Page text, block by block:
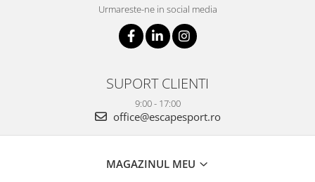
Urmareste-ne in social media
SUPORT CLIENTI
9:00 - 17:00
office@escapesport.ro
MAGAZINUL MEU